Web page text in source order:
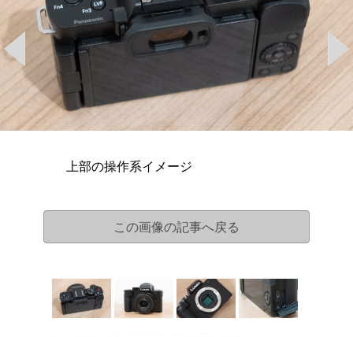
上部の操作系イメージ
この画像の記事へ戻る